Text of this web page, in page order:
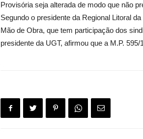
Provisória seja alterada de modo que não
Segundo o presidente da Regional Litoral
Mão de Obra, que tem participação dos
presidente da UGT, afirmou que a M.P.